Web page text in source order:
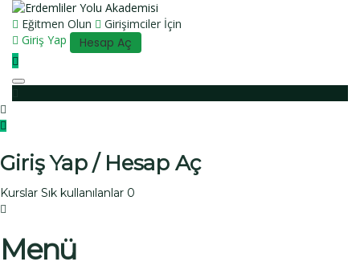
Eğitmen Olun
Girişimciler İçin
Giriş Yap
Hesap Aç
Toggle navigation
Giriş Yap / Hesap Aç
Kurslar Sık kullanılanlar 0
Menü